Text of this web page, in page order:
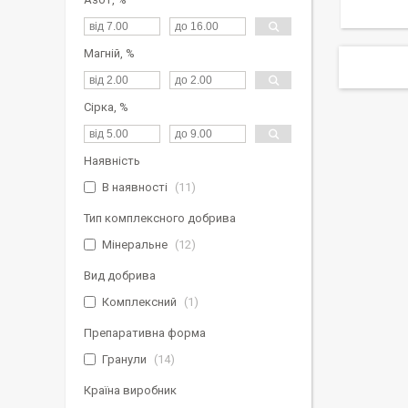
Магній, %
Сірка, %
Наявність
В наявності
11
Тип комплексного добрива
Мінеральне
12
Вид добрива
Комплексний
1
Препаративна форма
Гранули
14
Країна виробник